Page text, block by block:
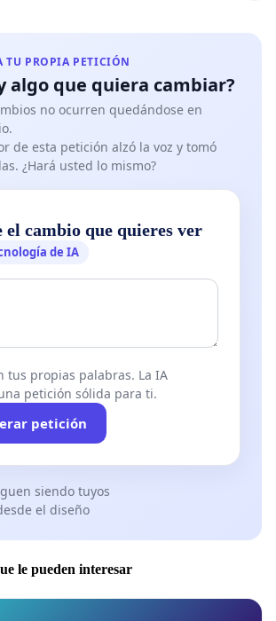
DE DATOS:
de que el tratamiento de sus datos
tratados por el Frente Obrero, con la
PROPIA PETICIÓN
algo que quiera cambiar?
no ocurren quedándose en
de esta petición alzó la voz y tomó
¿Hará usted lo mismo?
el cambio que quieres ver
de IA
tus propias palabras. La IA
petición sólida para ti.
petición
siendo tuyos
el diseño
le pueden interesar